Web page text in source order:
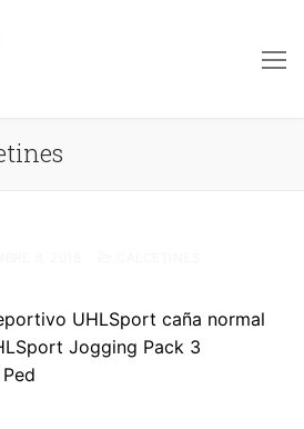
UHLSport caña normal
Jogging Pack 3